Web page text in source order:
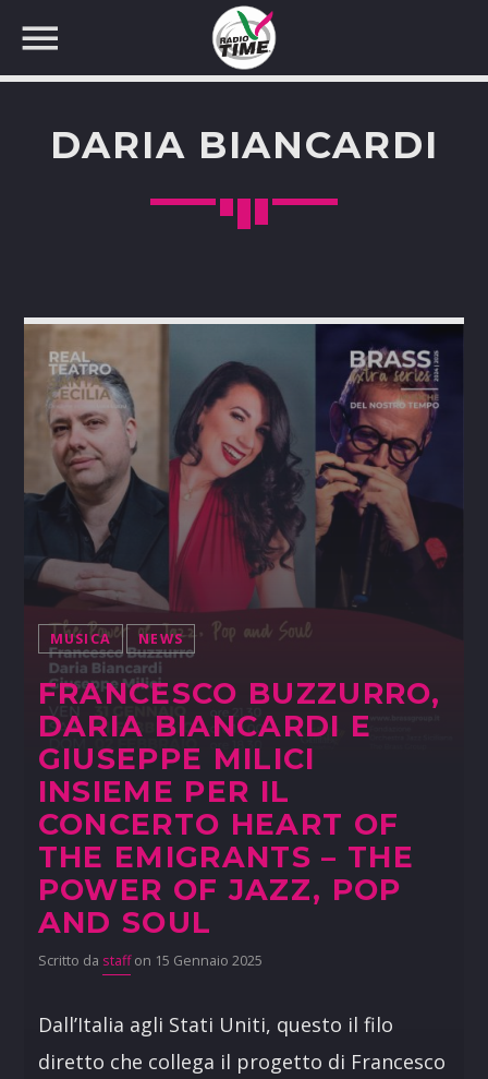
DARIA BIANCARDI
MUSICA NEWS
FRANCESCO BUZZURRO,
DARIA BIANCARDI E
GIUSEPPE MILICI
INSIEME PER IL
CONCERTO HEART OF
THE EMIGRANTS – THE
POWER OF JAZZ, POP
AND SOUL
Scritto da staffon 15 Gennaio 2025
Dall’Italia agli Stati Uniti, questo il filo
diretto che collega il progetto di Francesco